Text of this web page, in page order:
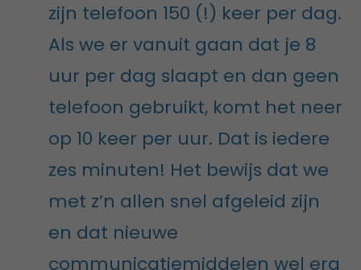
zijn telefoon 150 (!) keer per dag.
Als we er vanuit gaan dat je 8
uur per dag slaapt en dan geen
telefoon gebruikt, komt het neer
op 10 keer per uur. Dat is iedere
zes minuten! Het bewijs dat we
met z’n allen snel afgeleid zijn
en dat nieuwe
communicatiemiddelen wel erg